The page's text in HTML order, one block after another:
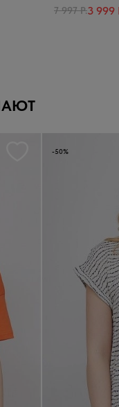
7 997 Р.3 999
-50%